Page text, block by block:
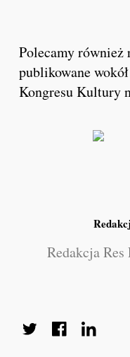
Polecamy również
publikowane
Kongresu Kultury
Redakcja